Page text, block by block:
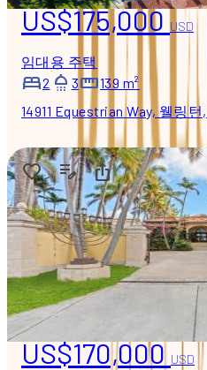
US$175,000USD
임대용 주택
2
3
139 m²
14911 Equestrian Way, 웰링
US$170,000USD